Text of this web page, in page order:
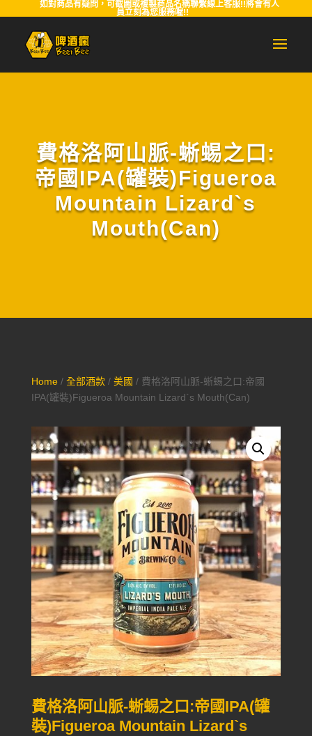
如對商品有疑問，可截圖或複製商品名稱聯繫線上客服!!將會有人
員立刻為您服務喔!!
費格洛阿山脈-蜥蜴之口:
帝國IPA(罐裝)Figueroa
Mountain Lizard`s
Mouth(Can)
Home/ 全部酒款/ 美國 / 費格洛阿山脈-蜥蜴之口:帝國
IPA(罐裝)Figueroa Mountain Lizard`s Mouth(Can)
費格洛阿山脈-蜥蜴之口:帝國IPA(罐
裝)Figueroa Mountain Lizard`s